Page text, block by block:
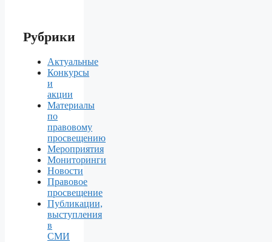
Рубрики
Актуальные
Конкурсы
и
акции
Материалы
по
правовому
просвещению
Мероприятия
Мониторинги
Новости
Правовое
просвещение
Публикации,
выступления
в
СМИ